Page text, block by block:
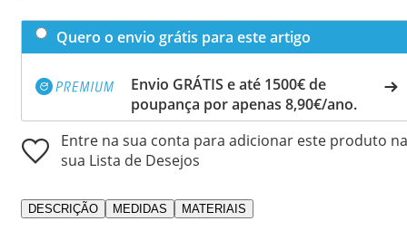
Quero o envio grátis para este artigo
Envio GRÁTIS e até 1500€ de
poupança por apenas 8,90€/ano.
Entre na sua conta para adicionar este produto na
sua Lista de Desejos
DESCRIÇÃO MEDIDAS MATERIAIS